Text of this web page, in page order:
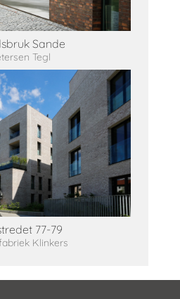
Sande
Tegl
77-79
Klinkers